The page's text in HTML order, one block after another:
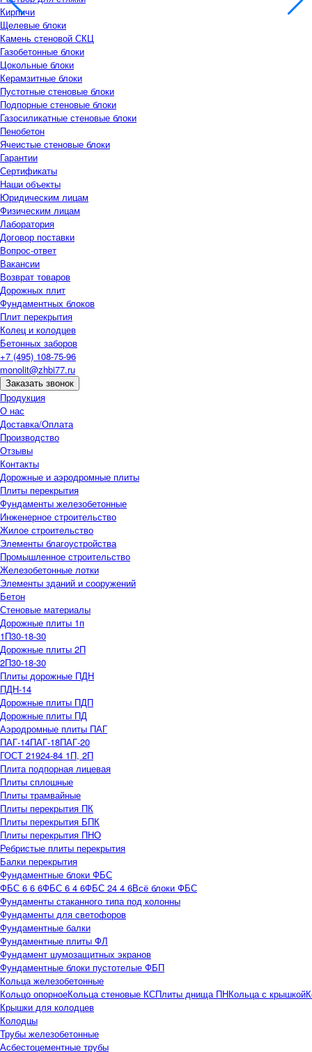
Кирпичи
Щелевые блоки
Камень стеновой СКЦ
Газобетонные блоки
Цокольные блоки
Керамзитные блоки
Пустотные стеновые блоки
Подпорные стеновые блоки
Газосиликатные стеновые блоки
Пенобетон
Ячеистые стеновые блоки
Гарантии
Сертификаты
Наши объекты
Юридическим лицам
Физическим лицам
Лаборатория
Договор поставки
Вопрос-ответ
Вакансии
Возврат товаров
Дорожных плит
Фундаментных блоков
Плит перекрытия
Колец и колодцев
Бетонных заборов
+7 (495) 108-75-96
monolit@zhbi77.ru
Заказать звонок
Продукция
О нас
Доставка/Оплата
Производство
Отзывы
Контакты
Дорожные и аэродромные плиты
Плиты перекрытия
Фундаменты железобетонные
Инженерное строительство
Жилое строительство
Элементы благоустройства
Промышленное строительство
Железобетонные лотки
Элементы зданий и сооружений
Бетон
Стеновые материалы
Дорожные плиты 1п
1П30-18-30
Дорожные плиты 2П
2П30-18-30
Плиты дорожные ПДН
ПДН-14
Дорожные плиты ПДП
Дорожные плиты ПД
Аэродромные плиты ПАГ
ПАГ-14ПАГ-18ПАГ-20
ГОСТ 21924-84 1П, 2П
Плита подпорная лицевая
Плиты сплошные
Плиты трамвайные
Плиты перекрытия ПК
Плиты перекрытия БПК
Плиты перекрытия ПНО
Ребристые плиты перекрытия
Балки перекрытия
Фундаментные блоки ФБС
ФБС 6 6 6ФБС 6 4 6ФБС 24 4 6Всё блоки ФБС
Фундаменты стаканного типа под колонны
Фундаменты для светофоров
Фундаментные балки
Фундаментные плиты ФЛ
Фундамент шумозащитных экранов
Фундаментные блоки пустотелые ФБП
Кольца железобетонные
Кольцо опорноеКольца стеновые КСПлиты днища ПНКольца с крышкой
Крышки для колодцев
Колодцы
Трубы железобетонные
Асбестоцементные трубы